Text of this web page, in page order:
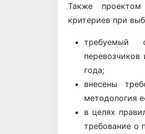
Также проектом
критериев при
требуемый
года;
внесены
методология
в целях
требование о